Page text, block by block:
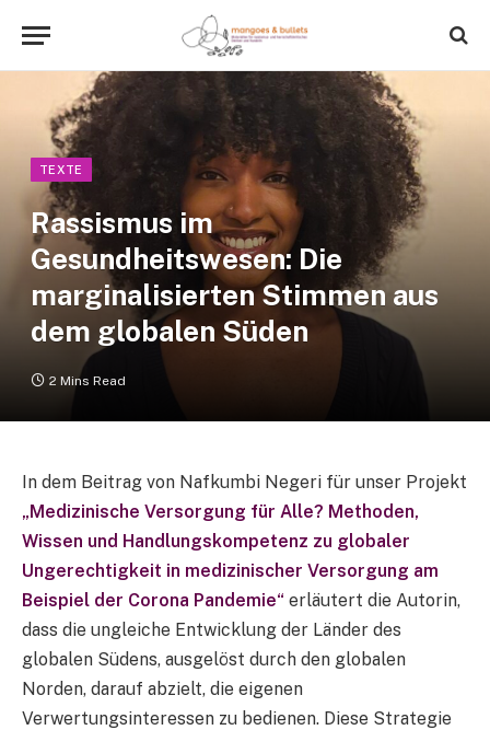
TEXTE
Rassismus im
Gesundheitswesen: Die
marginalisierten Stimmen aus
dem globalen Süden
2 Mins Read
In dem Beitrag von Nafkumbi Negeri für unser Projekt
„Medizinische Versorgung für Alle? Methoden,
Wissen und Handlungskompetenz zu globaler
Ungerechtigkeit in medizinischer Versorgung am
Beispiel der Corona Pandemie“ erläutert die Autorin,
dass die ungleiche Entwicklung der Länder des
globalen Südens, ausgelöst durch den globalen
Norden, darauf abzielt, die eigenen
Verwertungsinteressen zu bedienen. Diese Strategie